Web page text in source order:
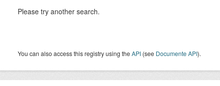
Please try another search.
You can also access this registry using theAPI (see Documente API).